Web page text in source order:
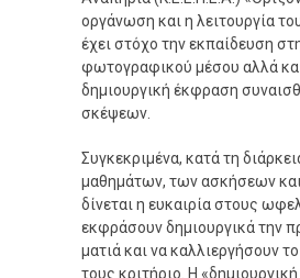
οργάνωση και η λειτουργία
έχει στόχο την εκπαίδευση
φωτογραφικού μέσου αλλά
δημιουργική έκφραση
σκέψεων.
Συγκεκριμένα, κατά τη
μαθημάτων, των ασκήσεων
δίνεται η ευκαιρία στους
εκφράσουν δημιουργικά την
ματιά και να καλλιεργήσουν
τους κριτήριο. Η